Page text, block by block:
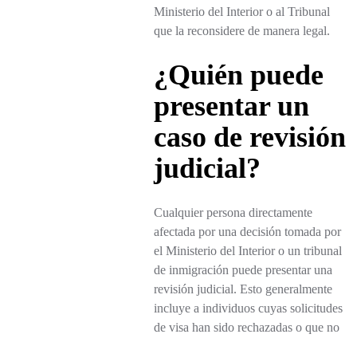
Ministerio del Interior o al Tribunal
que la reconsidere de manera legal.
¿Quién puede
presentar un
caso de revisión
judicial?
Cualquier persona directamente
afectada por una decisión tomada por
el Ministerio del Interior o un tribunal
de inmigración puede presentar una
revisión judicial. Esto generalmente
incluye a individuos cuyas solicitudes
de visa han sido rechazadas o que no